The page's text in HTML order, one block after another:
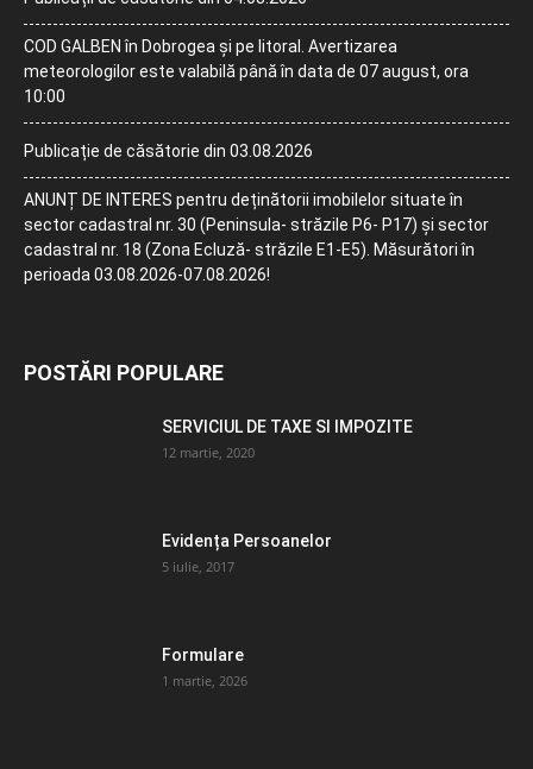
COD GALBEN în Dobrogea și pe litoral. Avertizarea
meteorologilor este valabilă până în data de 07 august, ora
10:00
Publicație de căsătorie din 03.08.2026
ANUNȚ DE INTERES pentru deținătorii imobilelor situate în
sector cadastral nr. 30 (Peninsula- străzile P6- P17) și sector
cadastral nr. 18 (Zona Ecluză- străzile E1-E5). Măsurători în
perioada 03.08.2026-07.08.2026!
POSTĂRI POPULARE
SERVICIUL DE TAXE SI IMPOZITE
12 martie, 2020
Evidența Persoanelor
5 iulie, 2017
Formulare
1 martie, 2026